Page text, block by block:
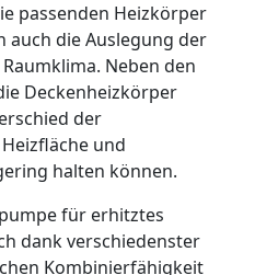
passenden Heizkörper
auch die Auslegung der
Neben den
Deckenheizkörper
der
und
halten können.
für erhitztes
dank verschiedenster
Kombinierfähigkeit